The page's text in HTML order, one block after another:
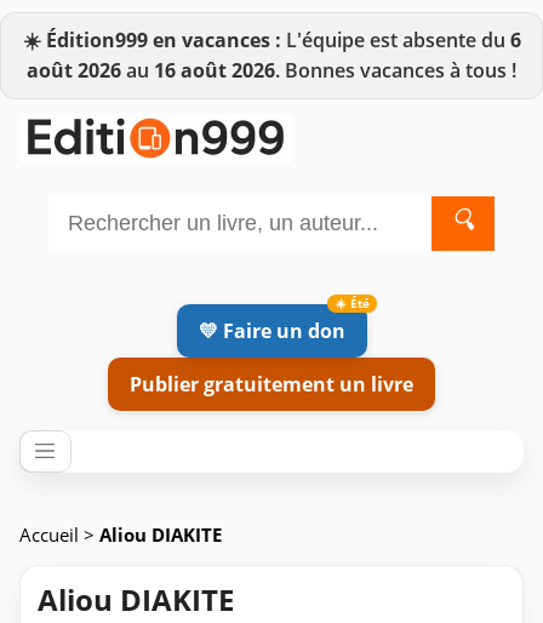
☀️ Édition999 en vacances : L'équipe est absente du 6
août 2026au 16 août 2026. Bonnes vacances à tous !
🔍
💛 Faire un don
Publier gratuitement un livre
Accueil > Aliou DIAKITE
Aliou DIAKITE